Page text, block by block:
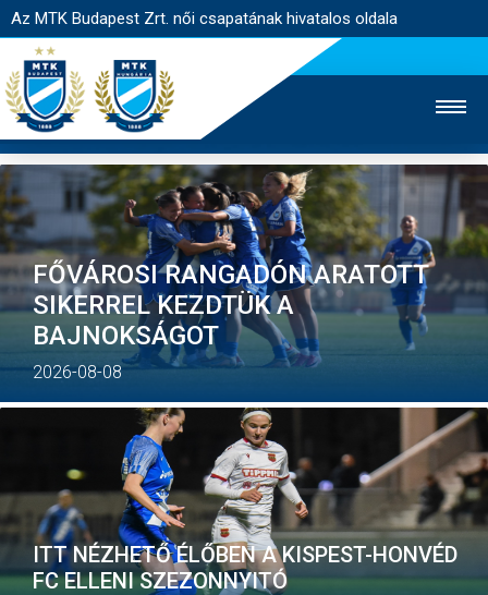
Az MTK Budapest Zrt. női csapatának hivatalos oldala
MTK TV FÉRFI CSAPAT
AKADÉMIA
JEGYÉRTÉKESÍTÉS
WEBSHOP
STADION
EGYESÜLET
KAPCSOLAT
NYITÓLAP
HÍREK
CSAPAT
MÉRKŐZÉSEK
JELENTKEZÉS
FŐVÁROSI RANGADÓN ARATOTT
SIKERREL KEZDTÜK A
BAJNOKSÁGOT
2026-08-08
ITT NÉZHETŐ ÉLŐBEN A KISPEST-HONVÉD
FC ELLENI SZEZONNYITÓ